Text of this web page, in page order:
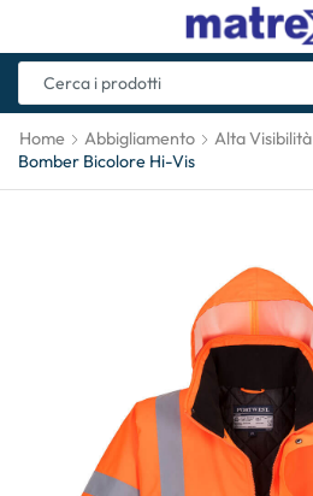
Home Abbigliamento Alta Visibilità
Bomber Bicolore Hi-Vis